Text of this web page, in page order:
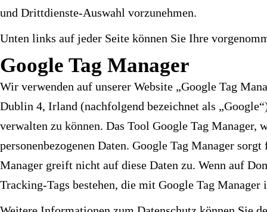
und Drittdienste-Auswahl vorzunehmen.
Unten links auf jeder Seite können Sie Ihre
Google Tag Manager
Wir verwenden auf unserer Website „Google Tag
Dublin 4, Irland (nachfolgend bezeichnet als
verwalten zu können. Das Tool Google Tag
personenbezogenen Daten. Google Tag Manager
Manager greift nicht auf diese Daten zu. Wenn auf
Tracking-Tags bestehen, die mit Google Tag